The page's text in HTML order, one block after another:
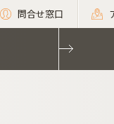
問合せ窓口